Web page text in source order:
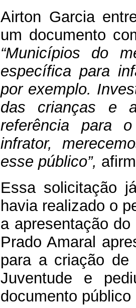
Airton Garcia
um documento
“Municípios do
específica para
por exemplo.
das crianças e
referência para
infrator,
esse público”,
Essa solicitação
havia realizado o
a apresentação
Prado Amaral
para a criação
Juventude e
documento